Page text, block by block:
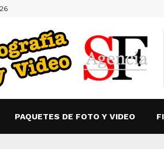
PAQUETES DE FOTO Y VIDEO